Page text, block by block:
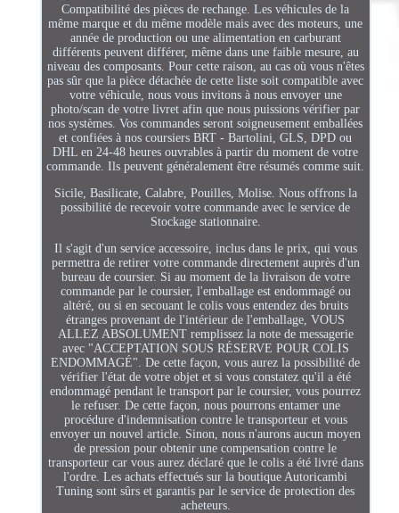
Compatibilité des pièces de rechange. Les véhicules de la
même marque et du même modèle mais avec des moteurs, une
année de production ou une alimentation en carburant
différents peuvent différer, même dans une faible mesure, au
niveau des composants. Pour cette raison, au cas où vous n'êtes
pas sûr que la pièce détachée de cette liste soit compatible avec
votre véhicule, nous vous invitons à nous envoyer une
photo/scan de votre livret afin que nous puissions vérifier par
nos systèmes. Vos commandes seront soigneusement emballées
et confiées à nos coursiers BRT - Bartolini, GLS, DPD ou
DHL en 24-48 heures ouvrables à partir du moment de votre
commande. Ils peuvent généralement être résumés comme suit.
Sicile, Basilicate, Calabre, Pouilles, Molise. Nous offrons la
possibilité de recevoir votre commande avec le service de
Stockage stationnaire.
Il s'agit d'un service accessoire, inclus dans le prix, qui vous
permettra de retirer votre commande directement auprès d'un
bureau de coursier. Si au moment de la livraison de votre
commande par le coursier, l'emballage est endommagé ou
altéré, ou si en secouant le colis vous entendez des bruits
étranges provenant de l'intérieur de l'emballage, VOUS
ALLEZ ABSOLUMENT remplissez la note de messagerie
avec "ACCEPTATION SOUS RÉSERVE POUR COLIS
ENDOMMAGÉ". De cette façon, vous aurez la possibilité de
vérifier l'état de votre objet et si vous constatez qu'il a été
endommagé pendant le transport par le coursier, vous pourrez
le refuser. De cette façon, nous pourrons entamer une
procédure d'indemnisation contre le transporteur et vous
envoyer un nouvel article. Sinon, nous n'aurons aucun moyen
de pression pour obtenir une compensation contre le
transporteur car vous aurez déclaré que le colis a été livré dans
l'ordre. Les achats effectués sur la boutique Autoricambi
Tuning sont sûrs et garantis par le service de protection des
acheteurs.